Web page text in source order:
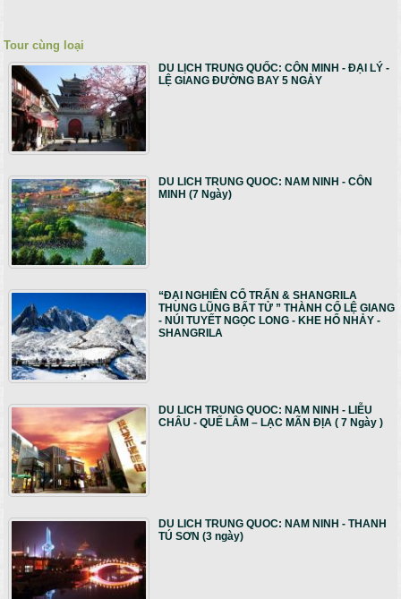
Tour cùng loại
DU LỊCH TRUNG QUỐC: CÔN MINH - ĐẠI LÝ -
LỆ GIANG ĐƯỜNG BAY 5 NGÀY
DU LICH TRUNG QUOC: NAM NINH - CÔN
MINH (7 Ngày)
“ĐẠI NGHIÊN CỔ TRẤN & SHANGRILA
THUNG LŨNG BẤT TỬ ” THÀNH CỔ LỆ GIANG
- NÚI TUYẾT NGỌC LONG - KHE HỔ NHẢY -
SHANGRILA
DU LICH TRUNG QUOC: NAM NINH - LIỄU
CHÂU - QUẾ LÂM – LẠC MÃN ĐỊA ( 7 Ngày )
DU LICH TRUNG QUOC: NAM NINH - THANH
TÚ SƠN (3 ngày)